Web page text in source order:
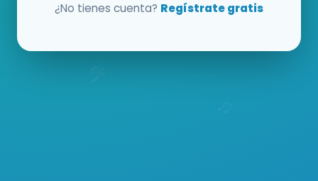
¿No tienes cuenta? Regístrate gratis